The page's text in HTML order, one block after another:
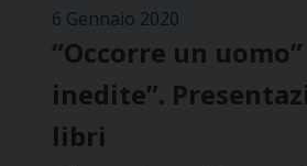
6 Gennaio 2020
“Occorre un
inedite”.
libri